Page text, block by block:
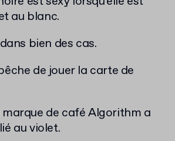
au blanc.
bien des cas.
de jouer la carte de
marque de café Algorithm a
au violet.